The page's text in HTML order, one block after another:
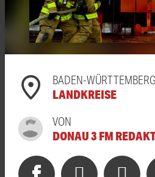
BADEN-WÜRTTEMBERG
LANDKREISE
VON
DONAU 3 FM